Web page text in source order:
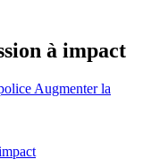
à impact
Augmenter la